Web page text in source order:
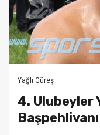
Yağlı Güreş
4. Ulubeyler